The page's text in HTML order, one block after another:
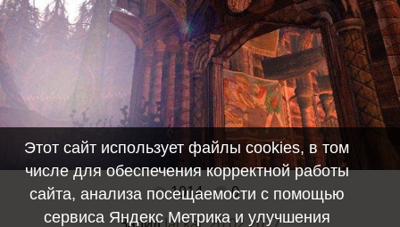
Полный размер -640x480/ 69.5Kb
1014
0
ЗалилJackal, 20.02.2017
Этот сайт использует файлы cookies, в том
числе для обеспечения корректной работы
сайта, анализа посещаемости с помощью
сервиса Яндекс Метрика и улучшения